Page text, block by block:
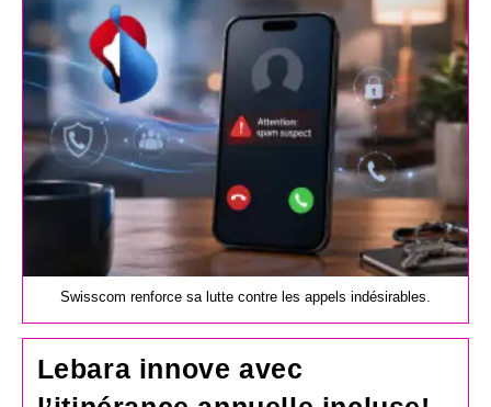
publication :
Swisscom renforce sa lutte contre les appels indésirables.
Lebara innove avec